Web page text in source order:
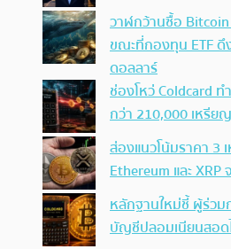
วาฬกว้านซื้อ
ขณะที่กองทุน ETF ดึ
ดอลลาร์
ช่องโหว่ Coldcard
กว่า 210,000 เหรีย
ส่องแนวโน้มราคา 3
Ethereum และ XRP
หลักฐานใหม่ชี้ ผู้ร่วม
บัญชีปลอมเนียนสอด